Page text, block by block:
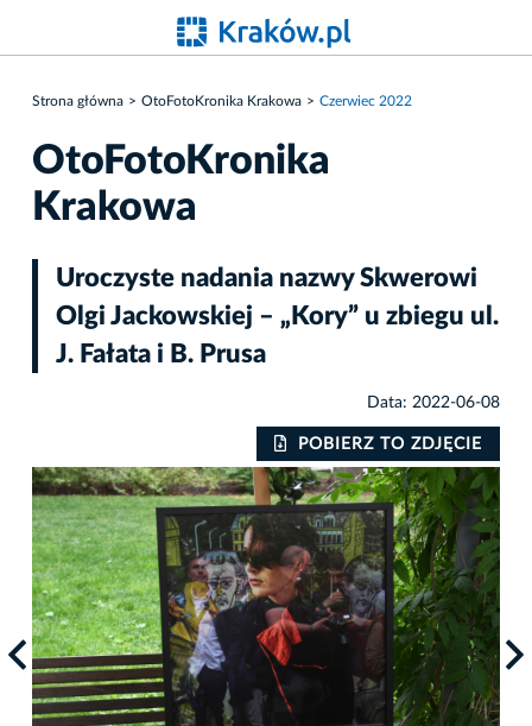
Strona główna OtoFotoKronika Krakowa Czerwiec 2022
OtoFotoKronika
Krakowa
Uroczyste nadania nazwy Skwerowi
Olgi Jackowskiej – „Kory” u zbiegu ul.
J. Fałata i B. Prusa
Data: 2022-06-08
POBIERZ TO ZDJĘCIE